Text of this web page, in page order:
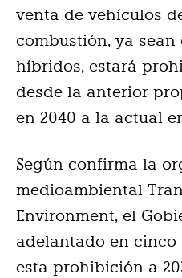
venta de vehículos
combustión, ya
híbridos, estará
desde la anterior
en 2040 a la actual
Según confirma la
medioambiental
Environment, el
adelantado en cinco
esta prohibición a